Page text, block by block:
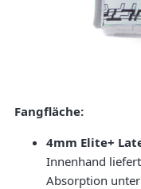
Fangfläche:
4mm Elite+
Innenhand
Absorption